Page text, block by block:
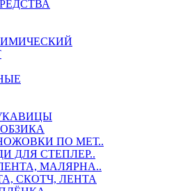
ПО МЕТ..
ДЛЯ СТЕПЛЕР..
МАЛЯРНА..
СКОТЧ, ЛЕНТА